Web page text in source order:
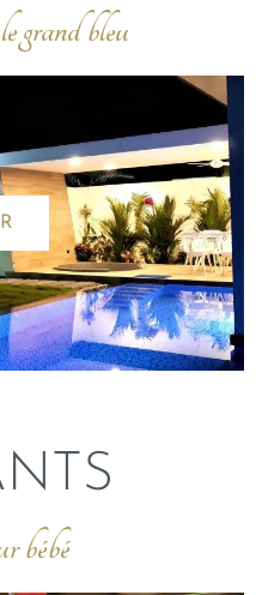
grand bleu
bébé